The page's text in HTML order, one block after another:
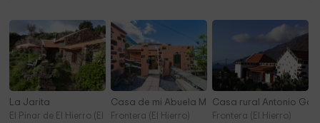
La Jarita
El Pinar de El Hierro (El Hierro)
Casa de mi Abuela María
Frontera (El Hierro)
Casa rural Antonio
Frontera (El Hierro)